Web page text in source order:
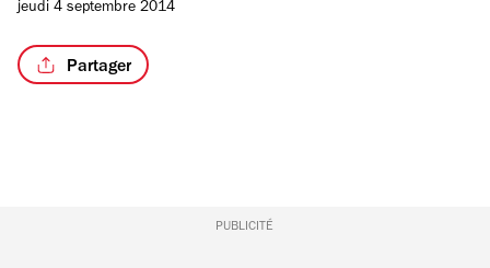
jeudi 4 septembre 2014
Partager
PUBLICITÉ